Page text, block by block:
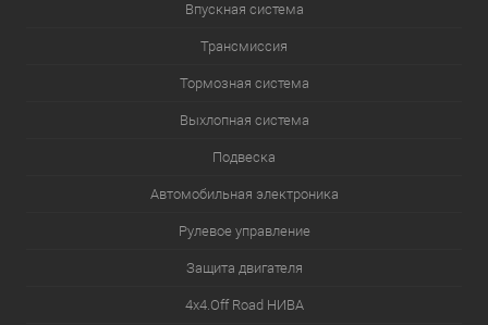
Впускная система
Трансмиссия
Тормозная система
Выхлопная система
Подвеска
Автомобильная электроника
Рулевое управление
Защита двигателя
4х4.Off Road НИВА